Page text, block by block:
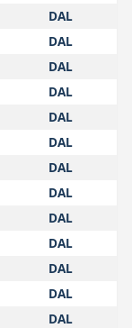
DAL
DAL
DAL
DAL
DAL
DAL
DAL
DAL
DAL
DAL
DAL
DAL
DAL